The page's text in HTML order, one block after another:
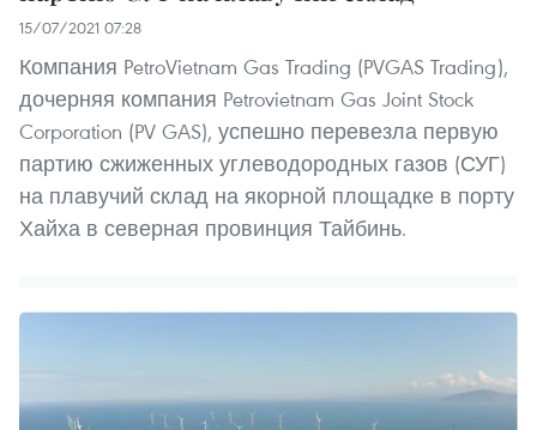
15/07/2021 07:28
Компания PetroVietnam Gas Trading (PVGAS Trading),
дочерняя компания Petrovietnam Gas Joint Stock
Corporation (PV GAS), успешно перевезла первую
партию сжиженных углеводородных газов (СУГ)
на плавучий склад на якорной площадке в порту
Хайха в северная провинция Тайбинь.